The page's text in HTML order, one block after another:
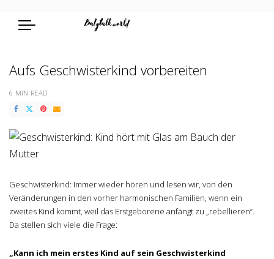
Aufs Geschwisterkind vorbereiten
6 MIN READ
Geschwisterkind: Immer wieder hören und lesen wir, von den
Veränderungen in den vorher harmonischen Familien, wenn ein
zweites Kind kommt, weil das Erstgeborene anfängt zu „rebellieren“.
Da stellen sich viele die Frage:
„Kann ich mein erstes Kind auf sein Geschwisterkind